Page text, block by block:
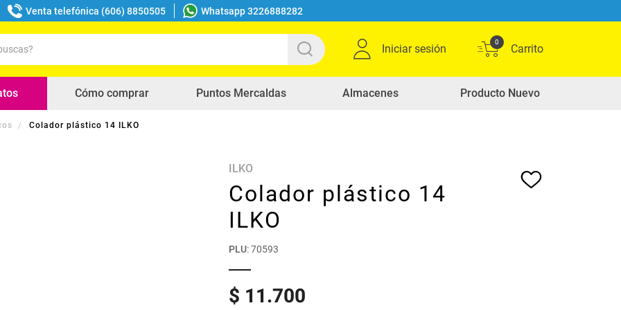
Venta telefónica (606) 8850505 Whatsapp 3226888282
Iniciar sesión
0
Cómo comprar Puntos Mercaldas Almacenes Producto Nuevo
Colador plástico 14 ILKO
ILKO
Colador plástico 14
ILKO
PLU:70593
$ 11.700
buscados